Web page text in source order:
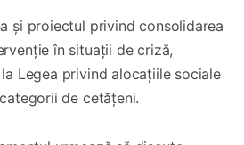
și proiectul privind consolidarea
în situații de criză,
Legea privind alocațiile sociale
de cetățeni.